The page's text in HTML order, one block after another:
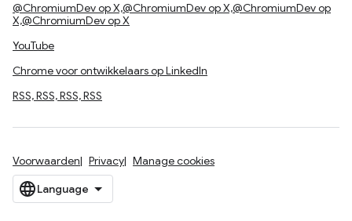
@ChromiumDev op X,@ChromiumDev op X,@ChromiumDev op
X,@ChromiumDev op X
YouTube
Chrome voor ontwikkelaars op LinkedIn
RSS, RSS, RSS, RSS
Voorwaarden Privacy Manage cookies